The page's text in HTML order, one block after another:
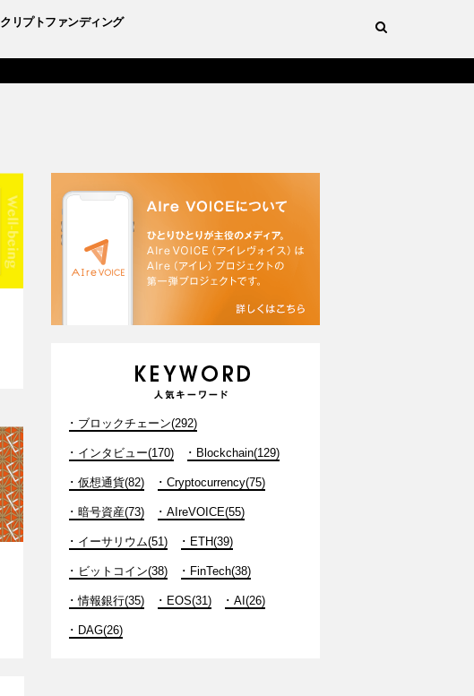
クリプトファンディング
ブロックチェーン(292)
インタビュー(170) Blockchain(129)
仮想通貨(82) Cryptocurrency(75)
暗号資産(73) AIreVOICE(55)
イーサリウム(51) ETH(39)
ビットコイン(38) FinTech(38)
情報銀行(35) EOS(31) AI(26)
DAG(26)